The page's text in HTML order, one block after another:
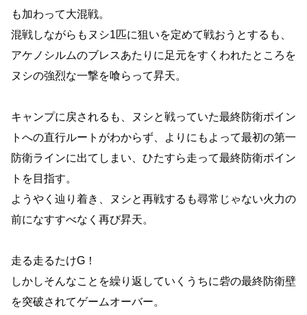
も加わって大混戦。
混戦しながらもヌシ1匹に狙いを定めて戦おうとするも、
アケノシルムのブレスあたりに足元をすくわれたところを
ヌシの強烈な一撃を喰らって昇天。
キャンプに戻されるも、ヌシと戦っていた最終防衛ポイン
トへの直行ルートがわからず、よりにもよって最初の第一
防衛ラインに出てしまい、ひたすら走って最終防衛ポイン
トを目指す。
ようやく辿り着き、ヌシと再戦するも尋常じゃない火力の
前になすすべなく再び昇天。
走る走るたけG！
しかしそんなことを繰り返していくうちに砦の最終防衛壁
を突破されてゲームオーバー。